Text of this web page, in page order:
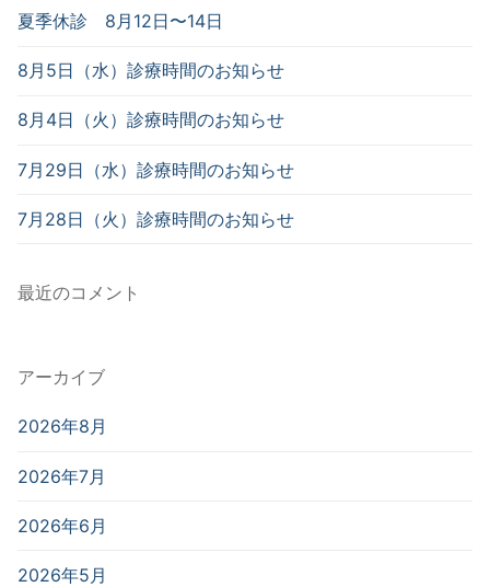
夏季休診 8月12日〜14日
8月5日（水）診療時間のお知らせ
8月4日（火）診療時間のお知らせ
7月29日（水）診療時間のお知らせ
7月28日（火）診療時間のお知らせ
最近のコメント
アーカイブ
2026年8月
2026年7月
2026年6月
2026年5月